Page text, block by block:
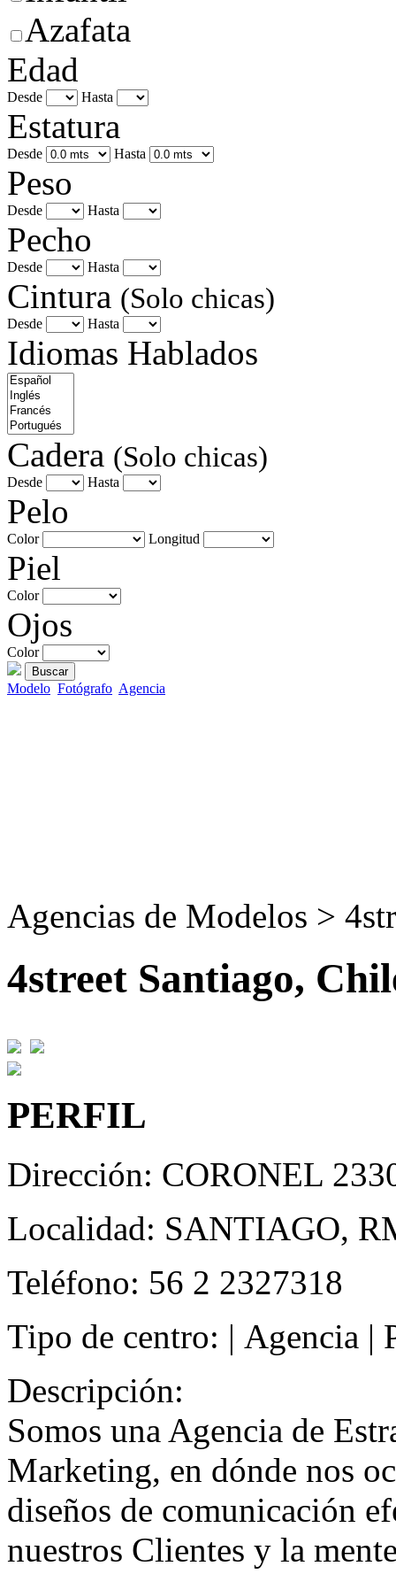
Azafata
Edad
Desde Hasta
Estatura
Desde Hasta
Peso
Desde Hasta
Pecho
Desde Hasta
Cintura (Solo chicas)
Desde Hasta
Idiomas Hablados
Cadera (Solo chicas)
Desde Hasta
Pelo
Color Longitud
Piel
Color
Ojos
Color
Buscar
Modelo Fotógrafo Agencia
Agencias de Modelos >
4street Santiago,
PERFIL
Dirección: CORONEL
Localidad: SANTIAGO,
Teléfono: 56 2 2327318
Tipo de centro: | Agencia |
Descripción:
Somos una Agencia de
Marketing, en dónde nos
diseños de comunicación
nuestros Clientes y la